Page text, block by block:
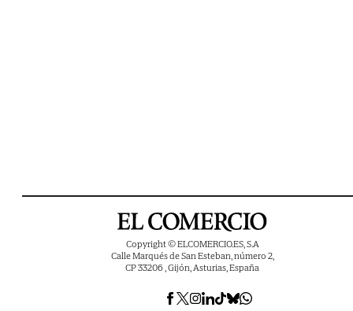
Copyright © ELCOMERCIO.ES, S.A
Calle Marqués de San Esteban, número 2,
CP 33206 , Gijón, Asturias, España